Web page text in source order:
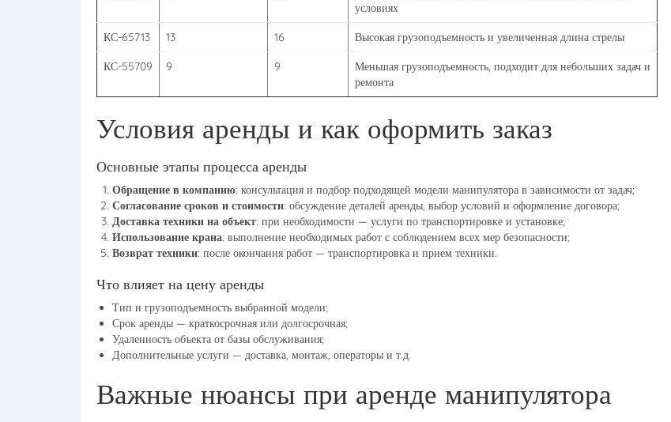
условиях
КС-65713 13 16 Высокая грузоподъемность и увеличенная длина стрелы
КС-55709 9 9
Меньшая грузоподъемность, подходит для небольших задач и
ремонта
Условия аренды и как оформить заказ
Основные этапы процесса аренды
Обращение в компанию: консультация и подбор подходящей модели манипулятора в зависимости от задач;
Согласование сроков и стоимости: обсуждение деталей аренды, выбор условий и оформление договора;
Доставка техники на объект: при необходимости — услуги по транспортировке и установке;
Использование крана: выполнение необходимых работ с соблюдением всех мер безопасности;
Возврат техники: после окончания работ — транспортировка и прием техники.
Что влияет на цену аренды
Тип и грузоподъемность выбранной модели;
Срок аренды — краткосрочная или долгосрочная;
Удаленность объекта от базы обслуживания;
Дополнительные услуги — доставка, монтаж, операторы и т.д.
Важные нюансы при аренде манипулятора